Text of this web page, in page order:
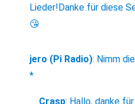
Lieder!Danke für diese
😘
jero (Pi Radio): Nimm
*
Crasp: Hallo, danke